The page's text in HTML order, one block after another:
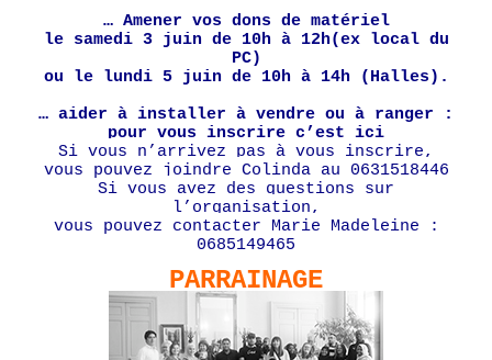
… Amener vos dons de matériel
le samedi 3 juin de 10h à 12h(ex local du
PC)
ou le lundi 5 juin de 10h à 14h (Halles).
… aider à installer à vendre ou à ranger :
pour vous inscrire c’est ici
Si vous n’arrivez pas à vous inscrire,
vous pouvez joindre Colinda au 0631518446
Si vous avez des questions sur
l’organisation,
vous pouvez contacter Marie Madeleine :
0685149465
PARRAINAGE